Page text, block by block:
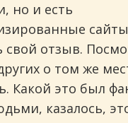
но и есть
свой отзыв.
о том же
Какой это был
казалось,